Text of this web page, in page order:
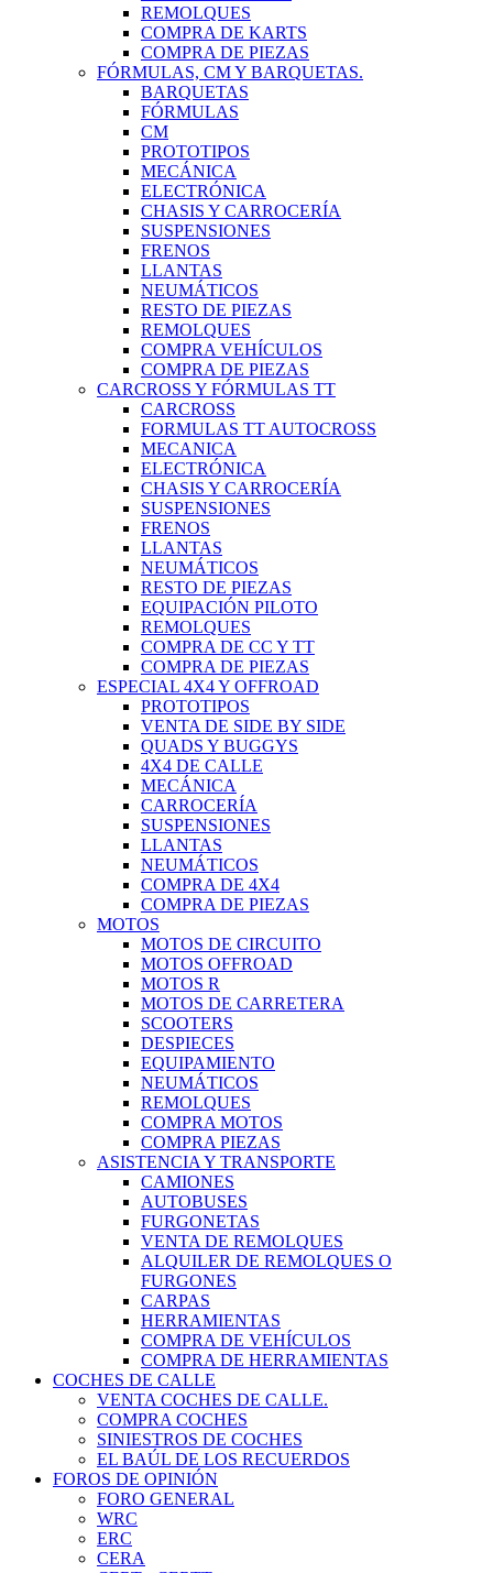
REMOLQUES
COMPRA DE KARTS
COMPRA DE PIEZAS
FÓRMULAS, CM Y BARQUETAS.
BARQUETAS
FÓRMULAS
CM
PROTOTIPOS
MECÁNICA
ELECTRÓNICA
CHASIS Y CARROCERÍA
SUSPENSIONES
FRENOS
LLANTAS
NEUMÁTICOS
RESTO DE PIEZAS
REMOLQUES
COMPRA VEHÍCULOS
COMPRA DE PIEZAS
CARCROSS Y FÓRMULAS TT
CARCROSS
FORMULAS TT AUTOCROSS
MECANICA
ELECTRÓNICA
CHASIS Y CARROCERÍA
SUSPENSIONES
FRENOS
LLANTAS
NEUMÁTICOS
RESTO DE PIEZAS
EQUIPACIÓN PILOTO
REMOLQUES
COMPRA DE CC Y TT
COMPRA DE PIEZAS
ESPECIAL 4X4 Y OFFROAD
PROTOTIPOS
VENTA DE SIDE BY SIDE
QUADS Y BUGGYS
4X4 DE CALLE
MECÁNICA
CARROCERÍA
SUSPENSIONES
LLANTAS
NEUMÁTICOS
COMPRA DE 4X4
COMPRA DE PIEZAS
MOTOS
MOTOS DE CIRCUITO
MOTOS OFFROAD
MOTOS R
MOTOS DE CARRETERA
SCOOTERS
DESPIECES
EQUIPAMIENTO
NEUMÁTICOS
REMOLQUES
COMPRA MOTOS
COMPRA PIEZAS
ASISTENCIA Y TRANSPORTE
CAMIONES
AUTOBUSES
FURGONETAS
VENTA DE REMOLQUES
ALQUILER DE REMOLQUES O
FURGONES
CARPAS
HERRAMIENTAS
COMPRA DE VEHÍCULOS
COMPRA DE HERRAMIENTAS
COCHES DE CALLE
VENTA COCHES DE CALLE.
COMPRA COCHES
SINIESTROS DE COCHES
EL BAÚL DE LOS RECUERDOS
FOROS DE OPINIÓN
FORO GENERAL
WRC
ERC
CERA